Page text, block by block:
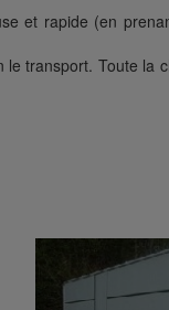
et rapide (en
transport. Toute la